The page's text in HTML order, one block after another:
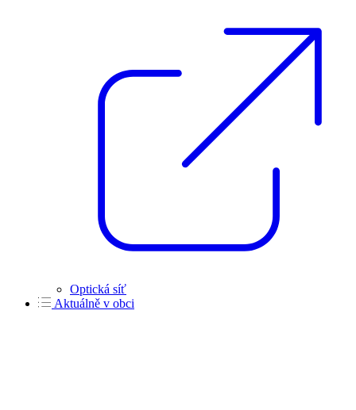
Optická síť
Aktuálně v obci